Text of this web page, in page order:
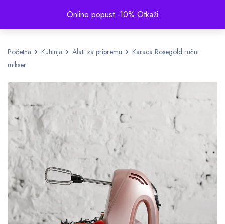
Online popust -10% Otkaži
Početna Kuhinja Alati za pripremu
Karaca Rosegold ručni
mikser